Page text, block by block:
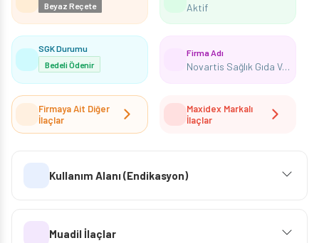
Beyaz Reçete
Aktif
SGK Durumu
Bedeli Ödenir
Firma Adı
Novartis Sağlık Gıda Ve Tarım Ürünleri Sanayi Ve Ticaret Anonim Şirketi
Firmaya Ait Diğer
İlaçlar
Maxidex Markalı
İlaçlar
Kullanım Alanı (Endikasyon)
Muadil İlaçlar